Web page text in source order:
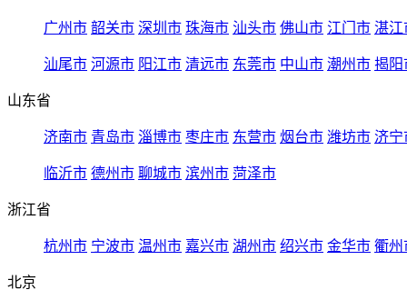
广州市 韶关市 深圳市 珠海市 汕头市 佛山市 江门市 湛江
汕尾市 河源市 阳江市 清远市 东莞市 中山市 潮州市 揭阳
山东省
济南市 青岛市 淄博市 枣庄市 东营市 烟台市 潍坊市 济宁
临沂市 德州市 聊城市 滨州市 菏泽市
浙江省
杭州市 宁波市 温州市 嘉兴市 湖州市 绍兴市 金华市 衢州
北京